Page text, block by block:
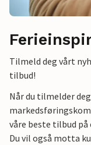
Tilmeld deg vårt
tilbud!
Når du tilmelder
våre beste tilbud
Du vil også motta